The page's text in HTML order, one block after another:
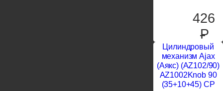
426
P
Цилиндровый
механизм Ajax
(Аякс) (AZ102/90)
AZ1002Knob 90
(35+10+45) CP